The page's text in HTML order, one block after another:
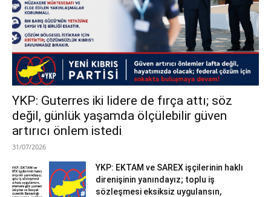
YKP: Guterres iki lidere de fırça attı; söz
değil, günlük yaşamda ölçülebilir güven
artırıcı önlem istedi
31/07/2026
YKP: EKTAM ve SAREX işçilerinin haklı
direnişinin yanındayız; toplu iş
sözleşmesi eksiksiz uygulansın,